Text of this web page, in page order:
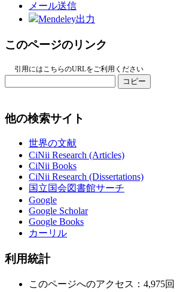
メール送信
Mendeley出力
このページのリンク
引用にはこちらのURLをご利用ください
コピー
他の検索サイト
世界の文献
CiNii Research (Articles)
CiNii Books
CiNii Research (Dissertations)
国立国会図書館サーチ
Google
Google Scholar
Google Books
カーリル
利用統計
このページへのアクセス：4,975回